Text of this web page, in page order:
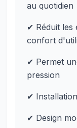
au quotidien
✔ Réduit les
confort
✔ Permet
pression
✔
✔ Design